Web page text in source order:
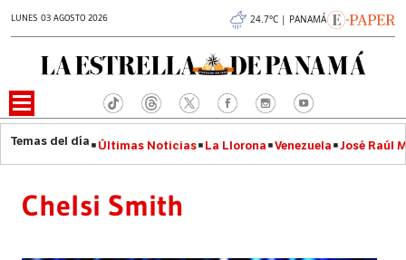
LUNES 03 AGOSTO 2026 24.7°C | PANAMÁ
Últimas Noticias La Llorona Venezuela José Raúl
Chelsi Smith